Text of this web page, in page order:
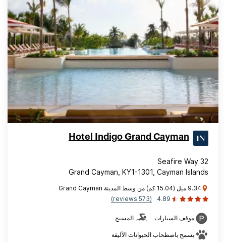
Hotel Indigo Grand Cayman
32 Seafire Way
Grand Cayman, KY1-1301, Cayman Islands
9.34 ميل (15.04 كم) من وسط المدينة Grand Cayman
4.89
(573 reviews)
موقف السيارات المسبح
يسمح باصطحاب الحيوانات الأليفة